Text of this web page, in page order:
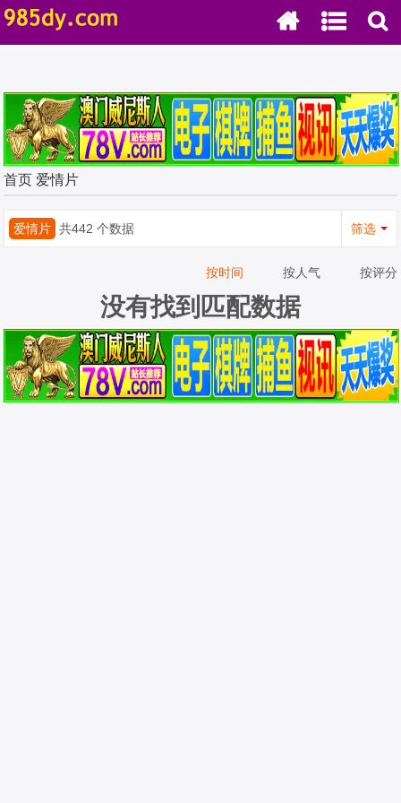
首页 爱情片
爱情片 共442 个数据 筛选
按时间 按人气 按评分
没有找到匹配数据